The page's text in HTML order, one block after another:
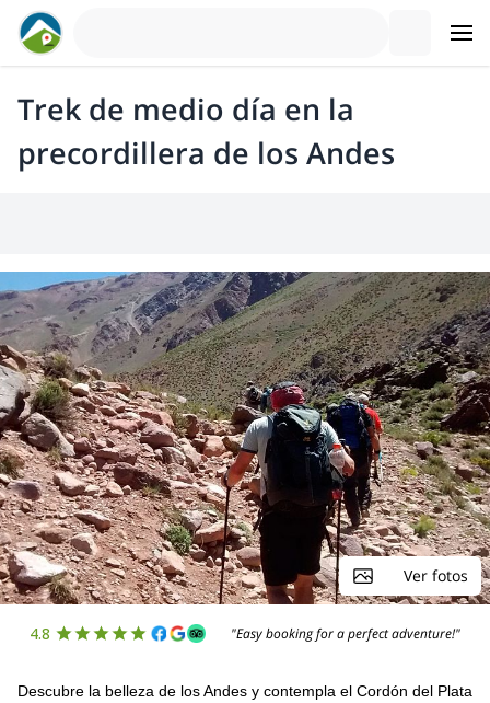
Trek de medio día en la
precordillera de los Andes
Ver fotos
4.8 "Easy booking for a perfect adventure!"
Descubre la belleza de los Andes y contempla el Cordón del Plata